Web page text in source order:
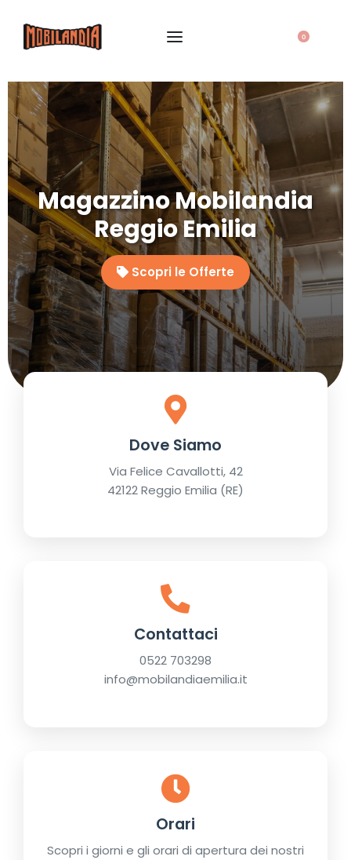
0
Magazzino Mobilandia
Reggio Emilia
Scopri le Offerte
Dove Siamo
Via Felice Cavallotti, 42
42122 Reggio Emilia (RE)
Contattaci
0522 703298
info@mobilandiaemilia.it
Orari
Scopri i giorni e gli orari di apertura dei nostri